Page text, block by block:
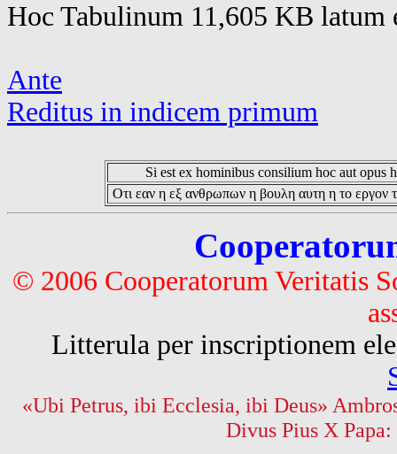
Hoc Tabulinum 11,605 KB latum
Ante
Reditus in indicem primum
Si est ex hominibus consilium hoc aut opus
Οτι εαν η εξ ανθρωπων η βουλη αυτη η το εργον
© 2006 Cooperatorum Veritatis
Litterula per inscriptionem
«Ubi Petrus, ibi Ecclesia, ibi Deus»
Divus Pius X Papa: